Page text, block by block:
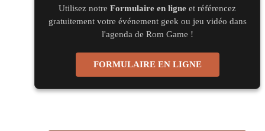
Mang'Azur 2027
les 24 et 25 avril 2027 - à Toulon
Salons & conventions geeks
Play Azur Festival 2027
les 17 et 18 avril 2027 - à Nice
Utilisez notre Formulaire en ligne et référencez
gratuitement votre événement geek ou jeu vidéo dans
l'agenda de Rom Game !
FORMULAIRE EN LIGNE